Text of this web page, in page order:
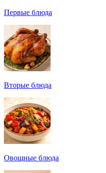
Первые блюда
Вторые блюда
Овощные блюда